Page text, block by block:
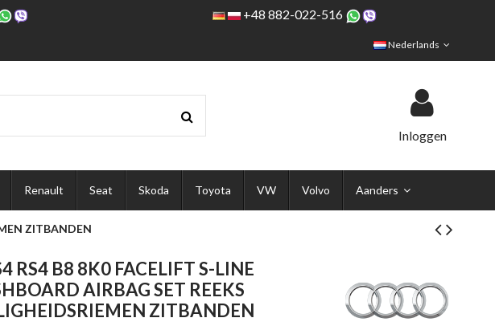
+48 882-022-516
Nederlands
Inloggen
Renault Seat Skoda Toyota VW Volvo Aanders
ZITBANDEN
RS4 B8 8K0 FACELIFT S-LINE
AIRBAG SET REEKS
ZITBANDEN